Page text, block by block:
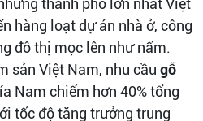
thành phố lớn nhất Việt
hàng loạt dự án nhà ở, công
đô thị mọc lên như nấm.
sản Việt Nam, nhu cầu gỗ
Nam chiếm hơn 40% tổng
tốc độ tăng trưởng trung